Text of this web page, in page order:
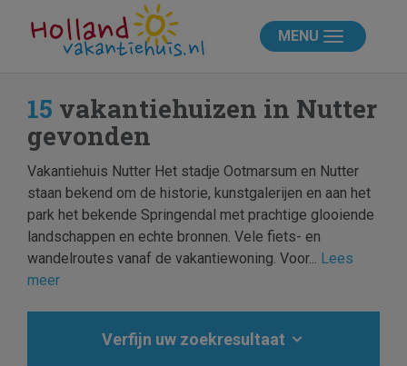
MENU
15 vakantiehuizen in Nutter
gevonden
Vakantiehuis Nutter Het stadje Ootmarsum en Nutter
staan bekend om de historie, kunstgalerijen en aan het
park het bekende Springendal met prachtige glooiende
landschappen en echte bronnen. Vele fiets- en
wandelroutes vanaf de vakantiewoning. Voor... Lees
meer
Verfijn uw zoekresultaat